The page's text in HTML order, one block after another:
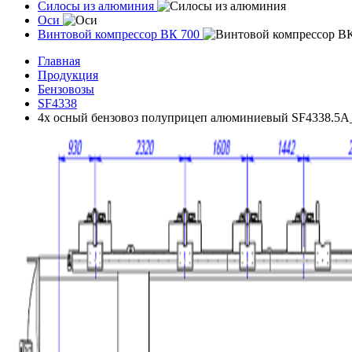
Силосы из алюминия
Оси
Винтовой компрессор ВК 700
Главная
Продукция
Бензовозы
SF4338
4х осный бензовоз полуприцеп алюминиевый